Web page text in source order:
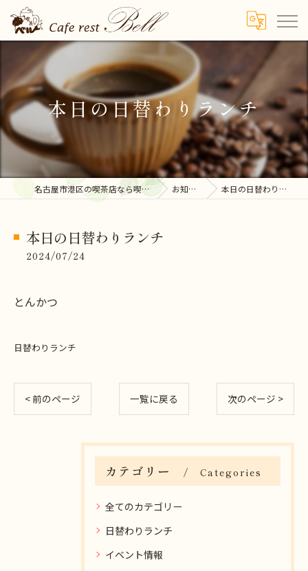
本日の日替わりランチ
名古屋市港区の喫茶店なら喫茶ベル お知らせ 本日の日替わりランチ
本日の日替わりランチ
2024/07/24
とんかつ
日替わりランチ
< 前のページ 一覧に戻る 次のページ >
カテゴリー Categories
全てのカテゴリー
日替わりランチ
イベント情報